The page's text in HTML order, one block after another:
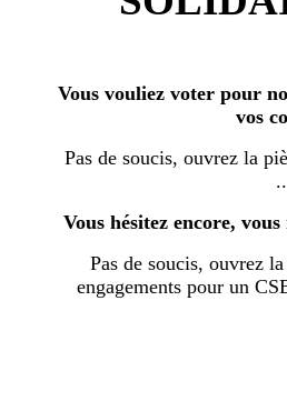
Vous vouliez voter pour
vos
Pas de soucis, ouvrez la
Vous hésitez encore,
Pas de soucis, ouvrez
engagements pour un